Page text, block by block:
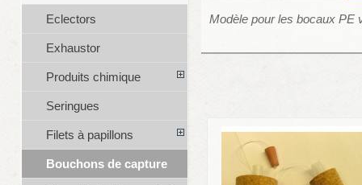
Modèle pour les bocaux PE
Eclectors
Exhaustor
Produits chimique
Seringues
Filets à papillons
Bouchons de capture